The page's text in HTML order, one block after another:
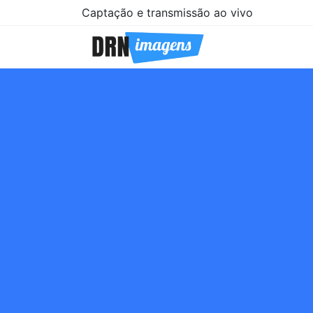
Captação e transmissão ao vivo